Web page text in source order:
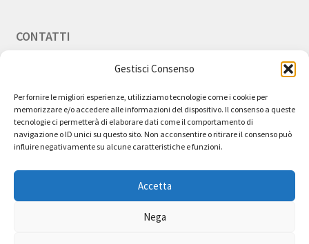
Gestisci Consenso
Per fornire le migliori esperienze, utilizziamo tecnologie come i cookie per
memorizzare e/o accedere alle informazioni del dispositivo. Il consenso a queste
tecnologie ci permetterà di elaborare dati come il comportamento di
navigazione o ID unici su questo sito. Non acconsentire o ritirare il consenso può
influire negativamente su alcune caratteristiche e funzioni.
Accetta
Nega
CONTATTI
info@bestdiscount.it
funzionalità esterne. Questi ultimi vengono inviati al tuo browser
direttamente dalle terze parti, che ne sono responsabili.
Cliccando su "Accetta tutti" acconsenti all'utilizzo di tutti i cookies.
Cliccando su "Impostazioni Cookie" potrai fornire o negare il